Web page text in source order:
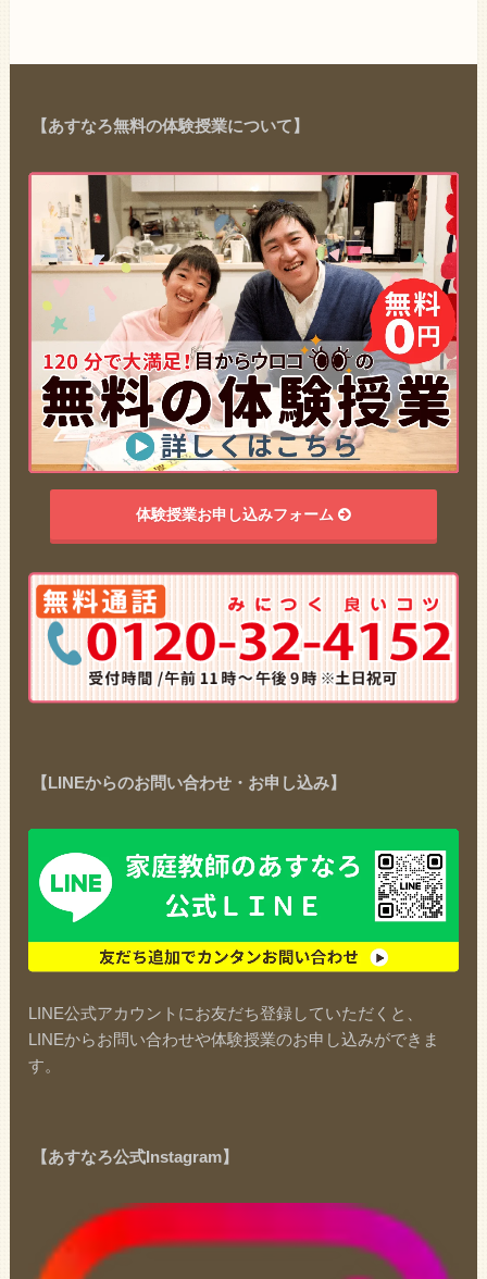
【あすなろ無料の体験授業について】
体験授業お申し込みフォーム
【LINEからのお問い合わせ・お申し込み】
LINE公式アカウントにお友だち登録していただくと、
LINEからお問い合わせや体験授業のお申し込みができま
す。
【あすなろ公式Instagram】